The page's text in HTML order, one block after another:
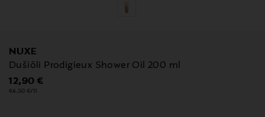
NUXE
Dušiõli Prodigieux Shower Oil 200 ml
Original Price
12,90 €
64,50 €/1l